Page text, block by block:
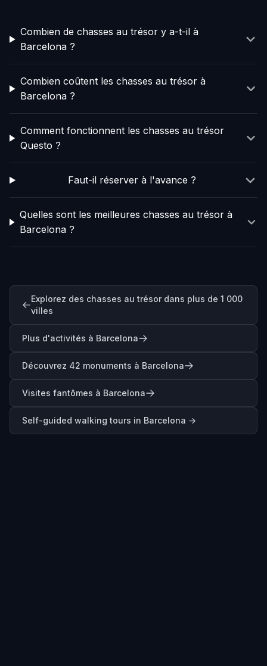
Combien de chasses au trésor y a-t-il à
Barcelona ?
Combien coûtent les chasses au trésor à
Barcelona ?
Comment fonctionnent les chasses au trésor
Questo ?
Faut-il réserver à l'avance ?
Quelles sont les meilleures chasses au trésor à
Barcelona ?
Explorez des chasses au trésor dans plus de 1 000
villes
Plus d'activités à Barcelona
Découvrez 42 monuments à Barcelona
Visites fantômes à Barcelona
Self-guided walking tours in Barcelona →